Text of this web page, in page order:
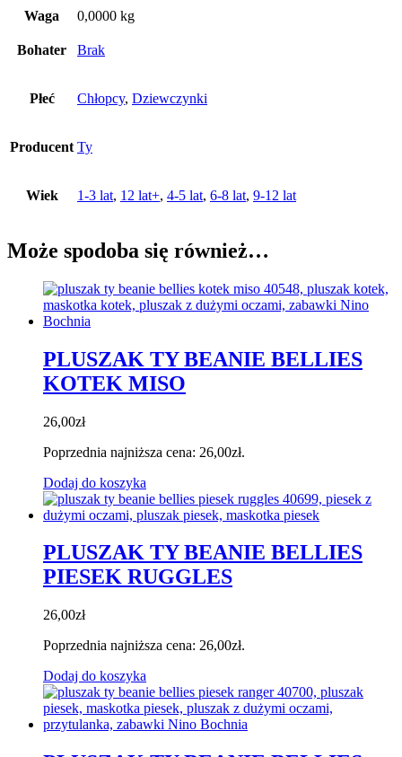
Waga 0,0000 kg
Bohater Brak
Płeć Chłopcy, Dziewczynki
Producent Ty
Wiek 1-3 lat, 12 lat+, 4-5 lat, 6-8 lat, 9-12 lat
Może spodoba się również…
PLUSZAK TY BEANIE BELLIES
KOTEK MISO
26,00zł
Poprzednia najniższa cena: 26,00zł.
Dodaj do koszyka
PLUSZAK TY BEANIE BELLIES
PIESEK RUGGLES
26,00zł
Poprzednia najniższa cena: 26,00zł.
Dodaj do koszyka